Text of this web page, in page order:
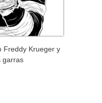
Freddy Krueger y
garras